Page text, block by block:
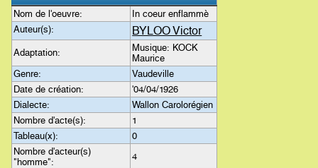
Nom de l'oeuvre:
In coeur enflammè
Auteur(s):
BYLOO Victor
Adaptation:
Musique: KOCK
Maurice
Genre:
Vaudeville
Date de création:
'04/04/1926
Dialecte:
Wallon Carolorégien
Nombre d'acte(s):
1
Tableau(x):
0
Nombre d'acteur(s)
"homme":
4